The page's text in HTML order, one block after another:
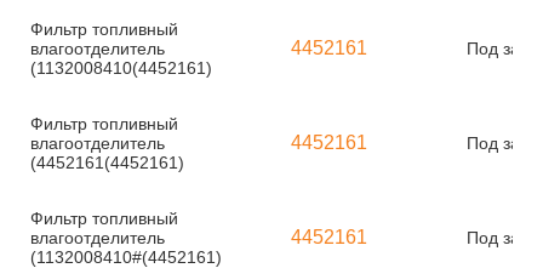
Фильтр топливный
влагоотделитель
(1132008410(4452161)
4452161 Под заказ
Фильтр топливный
влагоотделитель
(4452161(4452161)
4452161 Под заказ
Фильтр топливный
влагоотделитель
(1132008410#(4452161)
4452161 Под заказ